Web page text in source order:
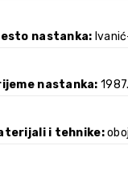
nastanka
nastanka 1987.
i tehnike